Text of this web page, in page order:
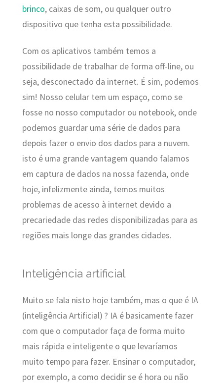
brinco, caixas de som, ou qualquer outro
dispositivo que tenha esta possibilidade.
Com os aplicativos também temos a
possibilidade de trabalhar de forma off-line, ou
seja, desconectado da internet. É sim, podemos
sim! Nosso celular tem um espaço, como se
fosse no nosso computador ou notebook, onde
podemos guardar uma série de dados para
depois fazer o envio dos dados para a nuvem.
isto é uma grande vantagem quando falamos
em captura de dados na nossa fazenda, onde
hoje, infelizmente ainda, temos muitos
problemas de acesso à internet devido a
precariedade das redes disponibilizadas para as
regiões mais longe das grandes cidades.
Inteligência artificial
Muito se fala nisto hoje também, mas o que é IA
(inteligência Artificial) ? IA é basicamente fazer
com que o computador faça de forma muito
mais rápida e inteligente o que levaríamos
muito tempo para fazer. Ensinar o computador,
por exemplo, a como decidir se é hora ou não